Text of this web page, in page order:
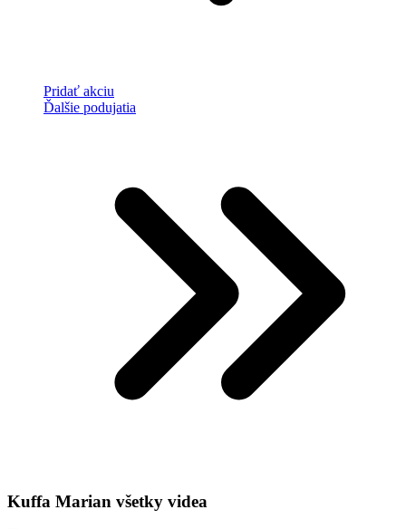
Pridať akciu
Ďalšie podujatia
Kuffa Marian všetky videa